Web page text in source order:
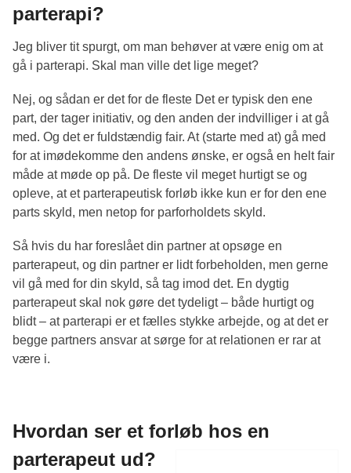
parterapi?
Jeg bliver tit spurgt, om man behøver at være enig om at
gå i parterapi. Skal man ville det lige meget?
Nej, og sådan er det for de fleste Det er typisk den ene
part, der tager initiativ, og den anden der indvilliger i at gå
med. Og det er fuldstændig fair. At (starte med at) gå med
for at imødekomme den andens ønske, er også en helt fair
måde at møde op på. De fleste vil meget hurtigt se og
opleve, at et parterapeutisk forløb ikke kun er for den ene
parts skyld, men netop for parforholdets skyld.
Så hvis du har foreslået din partner at opsøge en
parterapeut, og din partner er lidt forbeholden, men gerne
vil gå med for din skyld, så tag imod det. En dygtig
parterapeut skal nok gøre det tydeligt – både hurtigt og
blidt – at parterapi er et fælles stykke arbejde, og at det er
begge partners ansvar at sørge for at relationen er rar at
være i.
Hvordan ser et forløb hos en
parterapeut ud?